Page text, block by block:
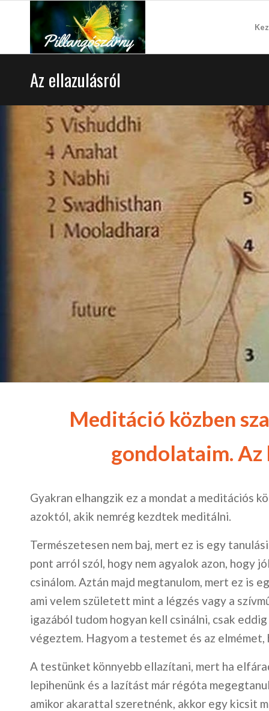
Az ellazulásról
Meditáció közben
gondolataim. Az
Gyakran elhangzik ez a mondat a meditációs
azoktól, akik nemrég kezdtek meditálni.
Természetesen nem baj, mert ez is egy
pont arról szól, hogy nem agyalok azon, hogy
csinálom. Aztán majd megtanulom, mert ez is
ami velem született mint a légzés vagy a
igazából tudom hogyan kell csinálni, csak
végeztem. Hagyom a testemet és az elmémet,
A testünket könnyebb ellazítani, mert ha
lepihenünk és a lazítást már régóta
amikor akarattal szeretnénk, akkor egy kicsit